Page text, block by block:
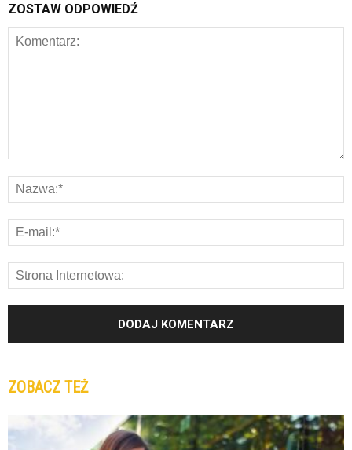
ZOSTAW ODPOWIEDŹ
ZOBACZ TEŻ